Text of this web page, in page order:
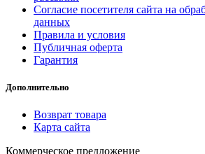
Согласие посетителя сайта на
данных
Правила и условия
Публичная оферта
Гарантия
Дополнительно
Возврат товара
Карта сайта
Коммерческое предложение